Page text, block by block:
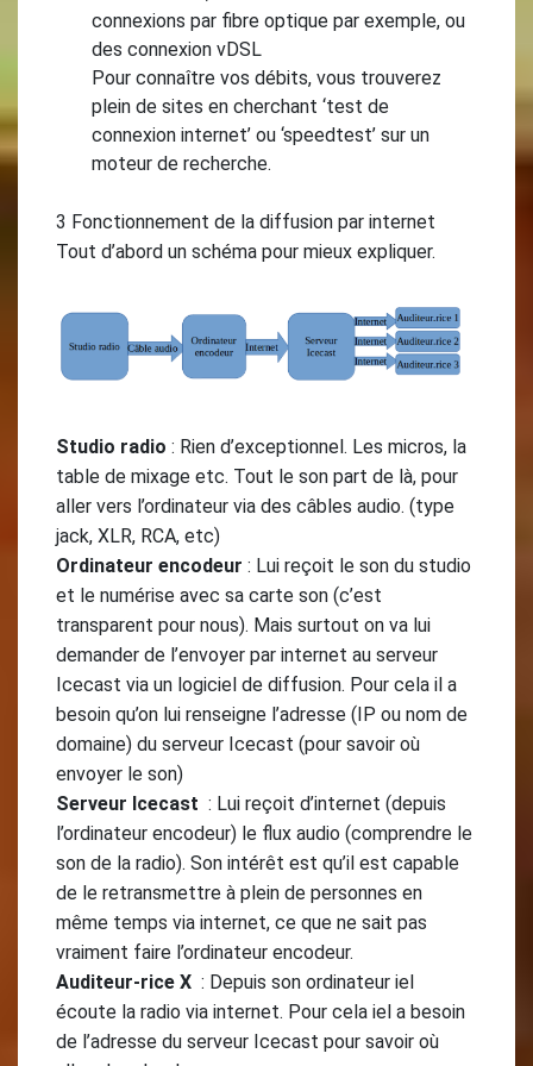
connexions par fibre optique par exemple, ou
des connexion vDSL
Pour connaître vos débits, vous trouverez
plein de sites en cherchant ‘test de
connexion internet’ ou ‘speedtest’ sur un
moteur de recherche.
3 Fonctionnement de la diffusion par internet
Tout d’abord un schéma pour mieux expliquer.
Studio radio : Rien d’exceptionnel. Les micros, la
table de mixage etc. Tout le son part de là, pour
aller vers l’ordinateur via des câbles audio. (type
jack, XLR, RCA, etc)
Ordinateur encodeur : Lui reçoit le son du studio
et le numérise avec sa carte son (c’est
transparent pour nous). Mais surtout on va lui
demander de l’envoyer par internet au serveur
Icecast via un logiciel de diffusion. Pour cela il a
besoin qu’on lui renseigne l’adresse (IP ou nom de
domaine) du serveur Icecast (pour savoir où
envoyer le son)
Serveur Icecast : Lui reçoit d’internet (depuis
l’ordinateur encodeur) le flux audio (comprendre le
son de la radio). Son intérêt est qu’il est capable
de le retransmettre à plein de personnes en
même temps via internet, ce que ne sait pas
vraiment faire l’ordinateur encodeur.
Auditeur-rice X : Depuis son ordinateur iel
écoute la radio via internet. Pour cela iel a besoin
de l’adresse du serveur Icecast pour savoir où